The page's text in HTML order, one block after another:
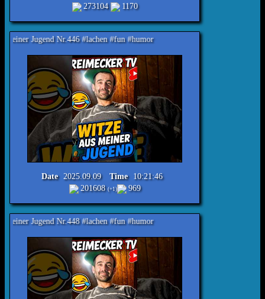
273104
1170
Nr.446 #lachen #fun #humor
Date 2025.09.09 Time 10:21:46
201608(+1) 969
Nr.448 #lachen #fun #humor